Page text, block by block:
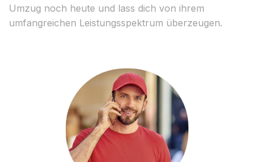
Umzug noch heute und lass dich von ihrem
umfangreichen Leistungsspektrum überzeugen.